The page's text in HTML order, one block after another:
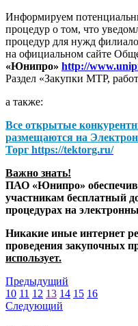
Информируем
процедур о том, что
процедур для нужд
на официальном сайте
«Юнипро» http://
Раздел «Закупки МТР,
а также:
Все открытые
размещаются на
Торг https://tektorg.ru/
Важно знать!
ПАО «Юнипро»
участникам бесплатный
процедурах на
Никакие иные интернет
проведения закупочных
использует.
Предыдущий
10 11 12 13 14 15 16
Следующий